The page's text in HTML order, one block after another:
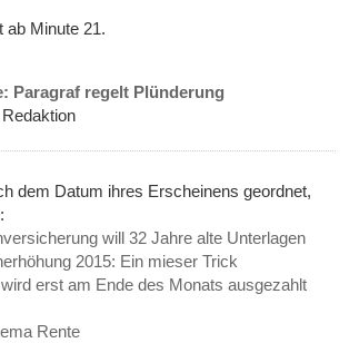
ab Minute 21.
Paragraf regelt Plünderung
dem Datum ihres Erscheinens geordnet,
will 32 Jahre alte Unterlagen
2015: Ein mieser Trick
erst am Ende des Monats ausgezahlt
Rente